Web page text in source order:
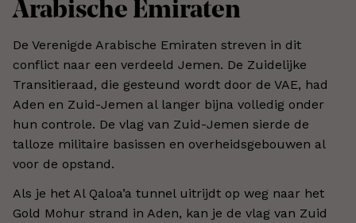
Arabische Emiraten
De Verenigde Arabische Emiraten streven in dit
conflict naar een verdeeld Jemen. De Zuidelijke
Transitieraad, die gesteund wordt door de VAE, had
Aden en Zuid-Jemen al langer bijna volledig onder
hun controle. De vlag van Zuid-Jemen sierde de
talloze militaire basissen en overheidsgebouwen al
voor de opstand.
Als je het Al Qaloa’a tunnel uitrijdt op weg naar het
Gold Mohur strand in Aden, kan je de vlag van Zuid